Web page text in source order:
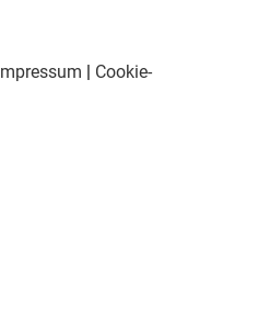
Impressum
Cookie-